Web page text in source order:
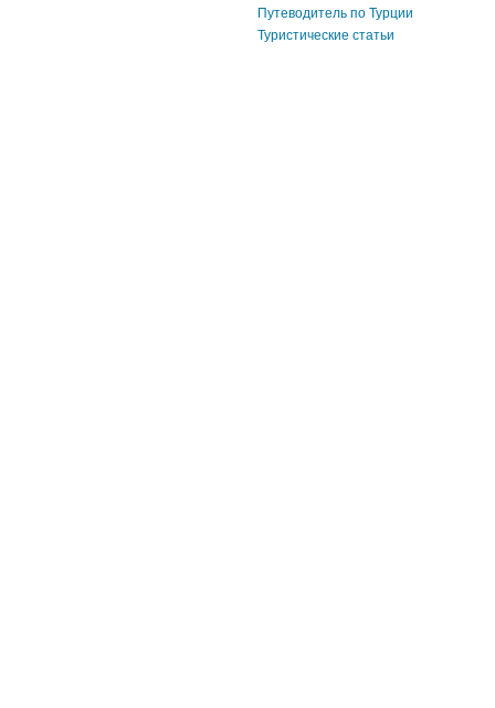
Путеводитель по Турции
Туристические статьи